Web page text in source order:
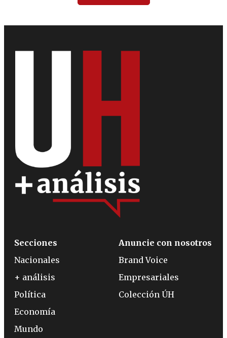
Secciones
Nacionales
+ análisis
Política
Economía
Mundo
Anuncie con nosotros
Brand Voice
Empresariales
Colección ÚH